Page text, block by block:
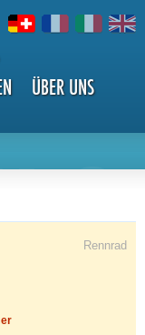
ÜBER UNS
Rennrad